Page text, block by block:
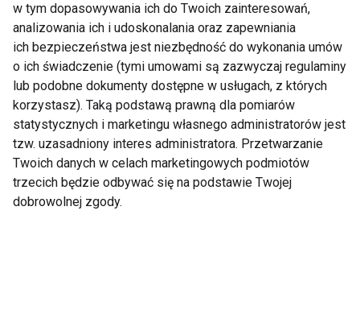
Nie przegap nowości ze
świata FIT!
Zapisz się do naszego newslettera
Wyrażam zgodę na otrzymywanie informacji
handlowej drogą elektroniczną na podany adres e-mail
w tym dopasowywania ich do Twoich zainteresowań,
analizowania ich i udoskonalania oraz zapewniania
ich bezpieczeństwa jest niezbędność do wykonania umów
o ich świadczenie (tymi umowami są zazwyczaj regulaminy
lub podobne dokumenty dostępne w usługach, z których
korzystasz). Taką podstawą prawną dla pomiarów
statystycznych i marketingu własnego administratorów jest
tzw. uzasadniony interes administratora. Przetwarzanie
Twoich danych w celach marketingowych podmiotów
trzecich będzie odbywać się na podstawie Twojej
dobrowolnej zgody.